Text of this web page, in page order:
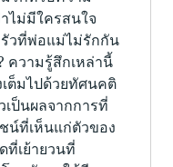
ไม่มีใครสนใจ
วที่พ่อแม่ไม่รักกัน
ความรู้สึกเหล่านี้
ต็มไปด้วยทัศนคติ
ป็นผลจากการที่
น์ที่เห็นแก่ตัวของ
ที่เย้ายวนที่